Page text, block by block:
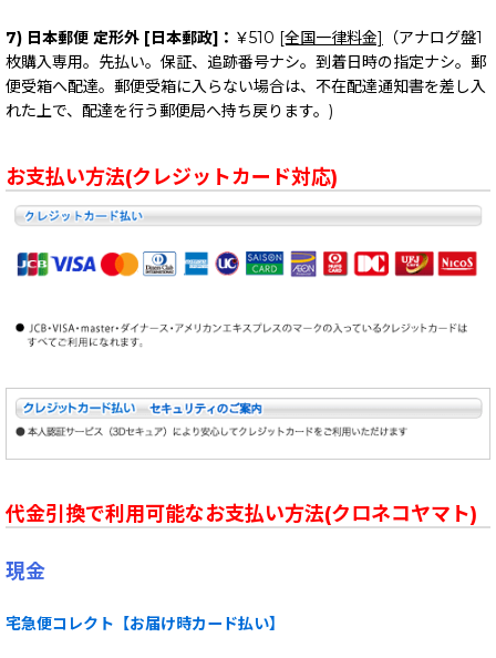
7) 日本郵便 定形外 [日本郵政]： ￥510 [全国一律料金]
（アナログ盤1
枚購入専用。先払い。保証、追跡番号ナシ。到着日時の指定ナシ。郵
便受箱へ配達。郵便受箱に入らない場合は、不在配達通知書を差し入
れた上で、配達を行う郵便局へ持ち戻ります。)
お支払い方法(クレジットカード対応)
代金引換で利用可能なお支払い方法(クロネコヤマト)
現金
宅急便コレクト【お届け時カード払い】